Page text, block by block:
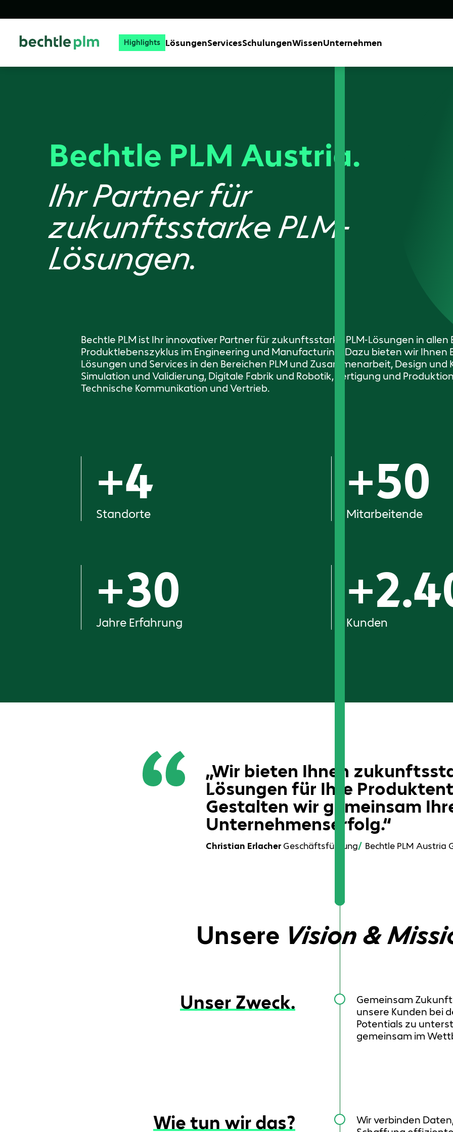
Highlights LösungenServicesSchulungenWissenUnternehmen
Bechtle PLM Austria.
Ihr Partner für
zukunftsstarke PLM-
Lösungen.
Bechtle PLM ist Ihr innovativer Partner für zukunftsstarke PLM-Lösungen in allen
Produktlebenszyklus im Engineering und Manufacturing. Dazu bieten wir Ihnen
Lösungen und Services in den Bereichen PLM und Zusammenarbeit, Design und
Simulation und Validierung, Digitale Fabrik und Robotik, Fertigung und
Technische Kommunikation und Vertrieb.
+4
Standorte
+50
Mitarbeitende
+30
Jahre Erfahrung
+
Kunden
„Wir bieten Ihnen
Lösungen für Ihre
Gestalten wir gemeinsam
Unternehmenserfolg.“
Christian Erlacher Geschäftsführung Bechtle PLM Austria
Unsere Vision &
Unser Zweck.
Gemeinsam
unsere Kunden bei
Potentials zu
gemeinsam im
Wie tun wir das?
Wir verbinden